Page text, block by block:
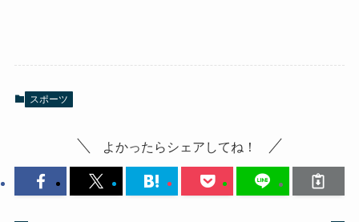
スポーツ
よかったらシェアしてね！